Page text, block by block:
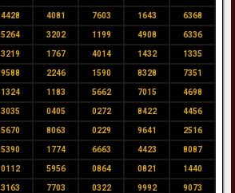
4428 4081 7603 1643 6368
5264 3202 1199 4908 6336
3219 1767 4014 1432 1335
9588 2246 1590 8328 7351
1324 1183 5662 7015 4698
3035 0405 0272 8422 4456
5670 8063 0229 9641 2516
5390 1774 6663 4423 8087
0112 5956 0864 0821 1440
3163 7703 0322 9992 9073